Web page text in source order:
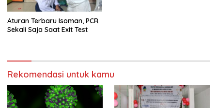
Aturan Terbaru Isoman, PCR
Sekali Saja Saat Exit Test
Rekomendasi untuk kamu